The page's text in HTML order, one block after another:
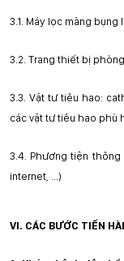
3.1. Máy lọc màng bụng
3.2. Trang thiết bị
3.3. Vật tư tiêu hao:
các vật tư tiêu hao phù
3.4. Phương tiện
internet, ...)
VI. CÁC BƯỚC TIẾN